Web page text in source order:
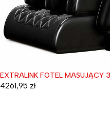
EXTRALINK FOTEL MASUJĄCY
4261,95 zł